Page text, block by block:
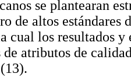
se plantearan
de altos estándares
cual los resultados y
de atributos de